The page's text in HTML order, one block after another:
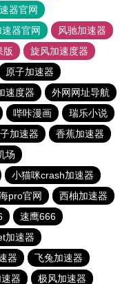
器官网
器官网
风驰加速器
版
旋风加速度器
原子加速器
速度器
外网网址导航
哔咔漫画
瑞乐小说
加速器
香蕉加速器
场
小猫咪crash加速器
pro官网
西柚加速器
速鹰666
加速器
器
飞兔加速器
器 极风加速器